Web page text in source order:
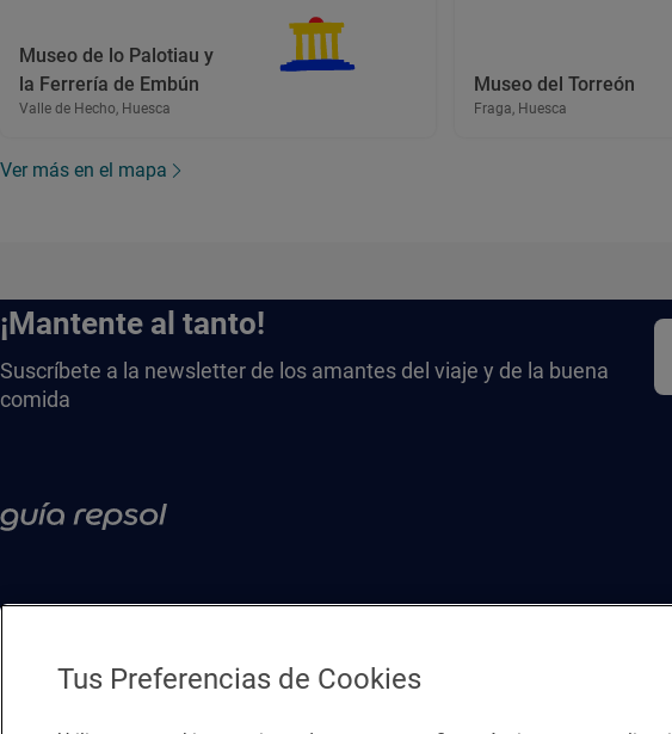
Museo de lo Palotiau y
la Ferrería de Embún
Valle de Hecho, Huesca
Museo del Torreón
Fraga, Huesca
Ver más en el mapa
¡Mantente al tanto!
Suscríbete a la newsletter de los amantes del viaje y de la buena
comida
Tus Preferencias de Cookies